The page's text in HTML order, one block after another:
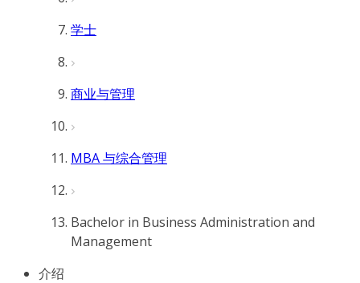
学士
商业与管理
MBA 与综合管理
Bachelor in Business Administration and
Management
介绍